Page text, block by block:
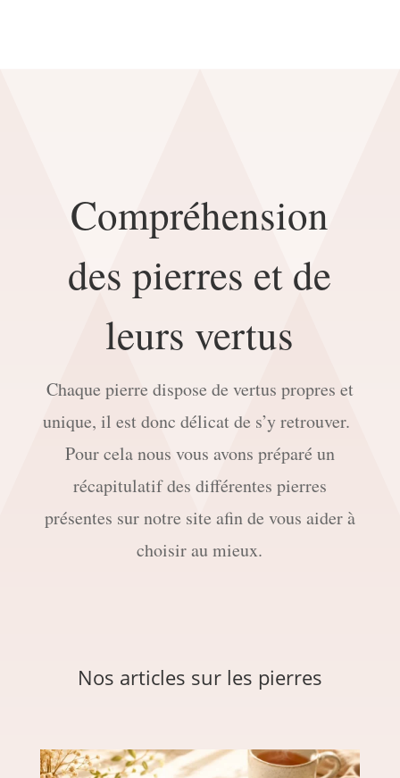
Compréhension
des pierres et de
leurs vertus
Chaque pierre dispose de vertus propres et
unique, il est donc délicat de s’y retrouver.
Pour cela nous vous avons préparé un
récapitulatif des différentes pierres
présentes sur notre site afin de vous aider à
choisir au mieux.
Nos articles sur les pierres